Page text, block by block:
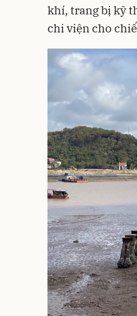
khí, trang bị kỹ
chi viện cho